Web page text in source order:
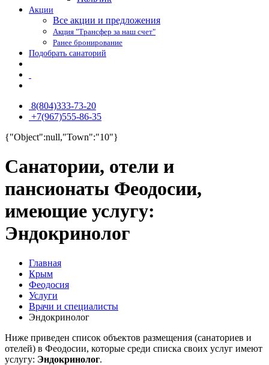
Акции
Все акции и предложения
Акция "Трансфер за наш счет"
Ранее бронирование
Подобрать санаторий
8(804)333-73-20
+7(967)555-86-35
{"Object":null,"Town":"10"}
Санатории, отели и
пансионаты Феодосии,
имеющие услугу:
Эндокринолог
Главная
Крым
Феодосия
Услуги
Врачи и специалисты
Эндокринолог
Ниже приведен список объектов размещения (санаториев и
отелей) в Феодосии, которые среди списка своих услуг имеют
услугу: Эндокринолог.